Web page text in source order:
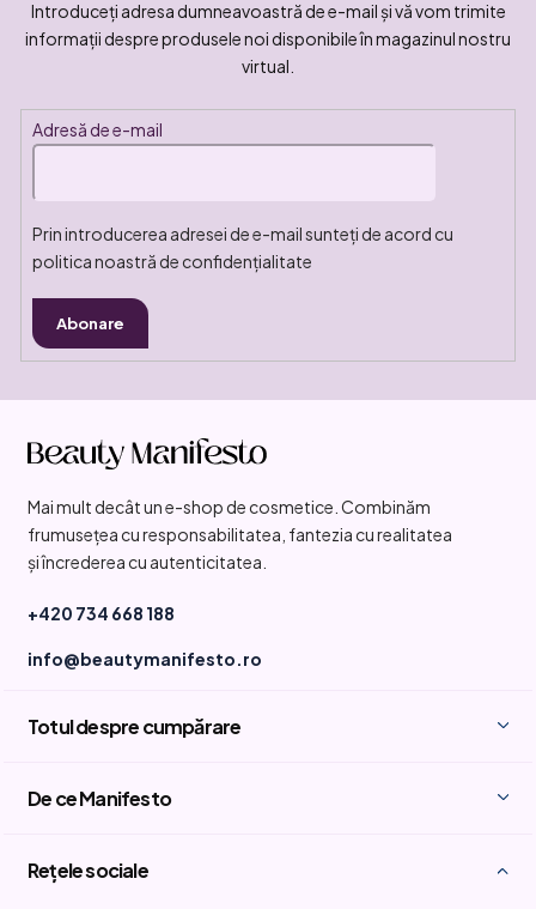
Introduceţi adresa dumneavoastră de e-mail şi vă vom trimite
informaţii despre produsele noi disponibile în magazinul nostru
virtual.
Adresă de e-mail
Prin introducerea adresei de e-mail sunteți de acord cu
politica noastră de confidențialitate
Abonare
Mai mult decât un e-shop de cosmetice. Combinăm
frumusețea cu responsabilitatea, fantezia cu realitatea
și încrederea cu autenticitatea.
+420 734 668 188
info@beautymanifesto.ro
Totul despre cumpărare
De ce Manifesto
Rețele sociale